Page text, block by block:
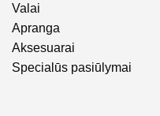
Valai
Apranga
Aksesuarai
Specialūs pasiūlymai